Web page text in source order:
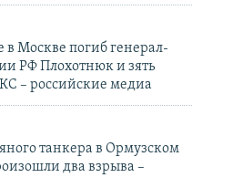
в Москве погиб генерал-
РФ Плохотнюк и зять
– российские медиа
танкера в Ормузском
два взрыва –